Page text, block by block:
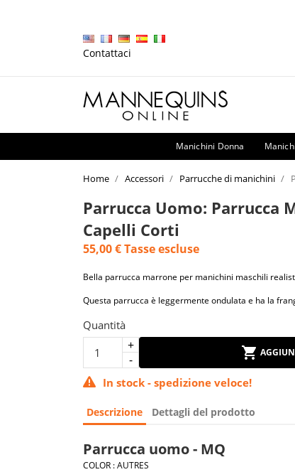
Contattaci
Manichini Donna
Home Accessori Parrucche di manichini
Parrucca Uomo: Parrucca
Capelli Corti
55,00 €Tasse escluse
Bella parrucca marrone per manichini maschili
Questa parrucca è leggermente ondulata e ha la
Quantità
In stock - spedizione veloce!
Descrizione Dettagli del prodotto
Parrucca uomo - MQ
COLOR : AUTRES